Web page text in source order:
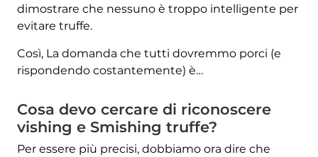
dimostrare che nessuno è troppo intelligente per
evitare truffe.
Così, La domanda che tutti dovremmo porci (e
rispondendo costantemente) è…
Cosa devo cercare di riconoscere
vishing e Smishing truffe?
Per essere più precisi, dobbiamo ora dire che